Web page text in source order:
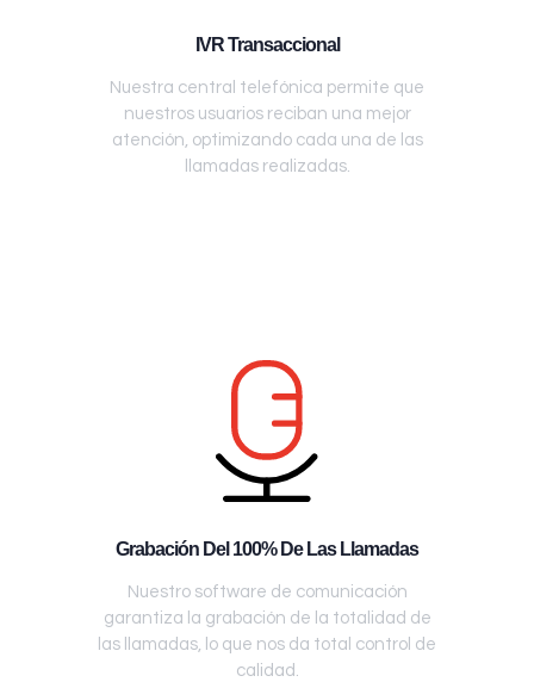
IVR Transaccional
Nuestra central telefónica permite que
nuestros usuarios reciban una mejor
atención, optimizando cada una de las
llamadas realizadas.
Grabación Del 100% De Las Llamadas
Nuestro software de comunicación
garantiza la grabación de la totalidad de
las llamadas, lo que nos da total control de
calidad.